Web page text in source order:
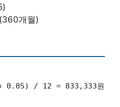
개월)
0.05) / 12 = 833,333원